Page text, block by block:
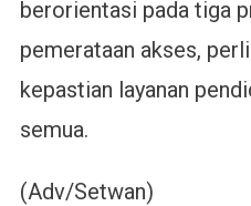
berorientasi pada tiga
pemerataan akses,
kepastian layanan
semua.
(Adv/Setwan)